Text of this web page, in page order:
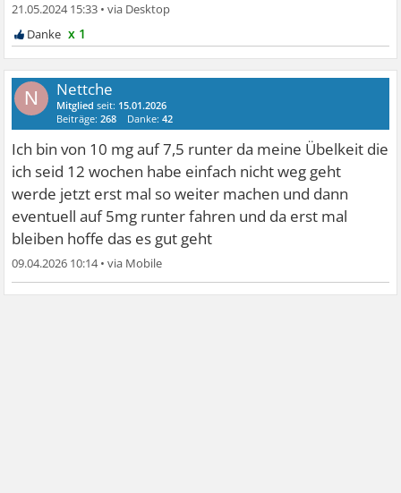
21.05.2024 15:33 •
x 1
N Nettche
Mitglied seit: 15.01.2026
Beiträge:268 Danke:42
Ich bin von 10 mg auf 7,5 runter da meine Übelkeit die
ich seid 12 wochen habe einfach nicht weg geht
werde jetzt erst mal so weiter machen und dann
eventuell auf 5mg runter fahren und da erst mal
bleiben hoffe das es gut geht
09.04.2026 10:14•